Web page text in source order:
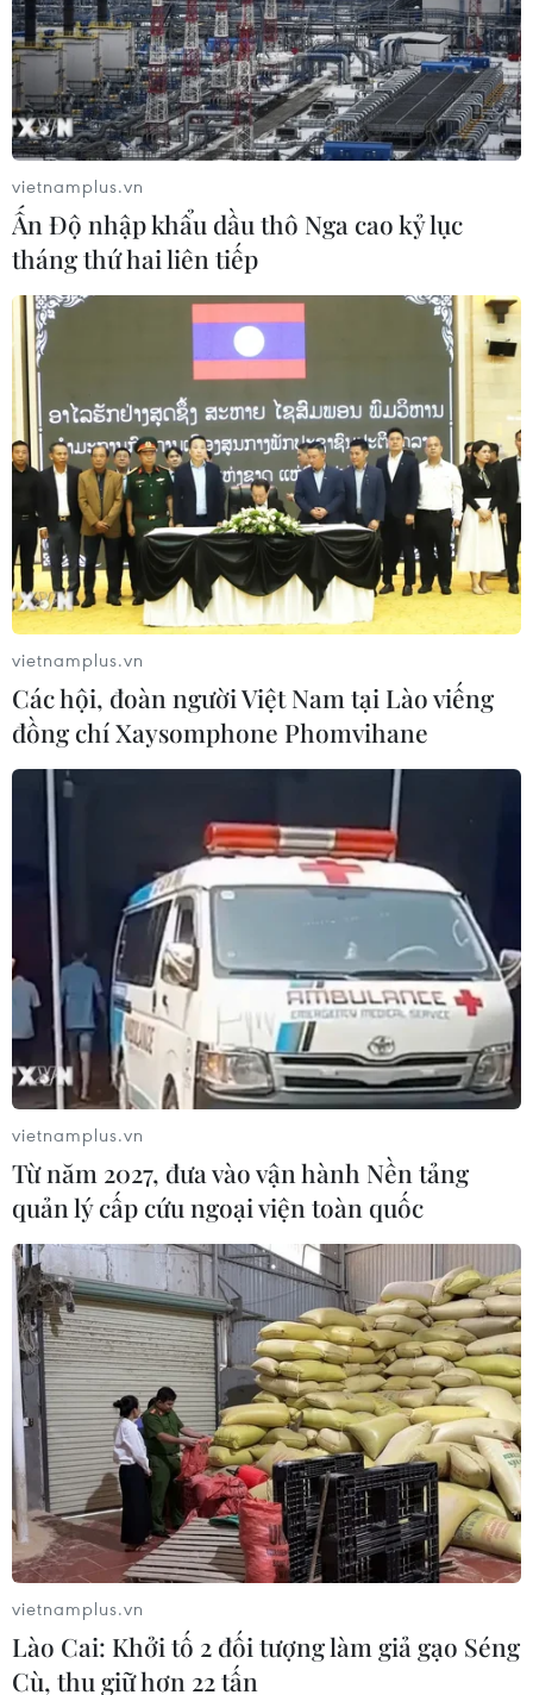
vietnamplus.vn
Ấn Độ nhập khẩu dầu thô Nga cao kỷ lục
tháng thứ hai liên tiếp
vietnamplus.vn
Các hội, đoàn người Việt Nam tại Lào viếng
đồng chí Xaysomphone Phomvihane
vietnamplus.vn
Từ năm 2027, đưa vào vận hành Nền tảng
quản lý cấp cứu ngoại viện toàn quốc
vietnamplus.vn
Lào Cai: Khởi tố 2 đối tượng làm giả gạo Séng
Cù, thu giữ hơn 22 tấn